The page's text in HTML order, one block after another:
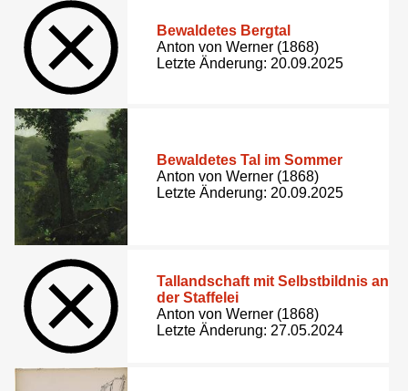
Bewaldetes Bergtal
Anton von Werner (1868)
Letzte Änderung: 20.09.2025
Bewaldetes Tal im Sommer
Anton von Werner (1868)
Letzte Änderung: 20.09.2025
Tallandschaft mit Selbstbildnis an
der Staffelei
Anton von Werner (1868)
Letzte Änderung: 27.05.2024